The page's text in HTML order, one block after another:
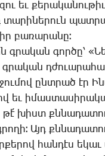
եւ
տա­րի­նե­րուն
իր բա­ռա­րա­նը։
գրա­կան գոր­ծը՝
գրա­կան
ընտ­րած էր
եւ
թէ՛ խիստ
Այդ
հան­դէս